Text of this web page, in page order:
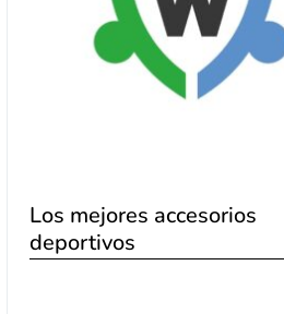
Los mejores accesorios
deportivos